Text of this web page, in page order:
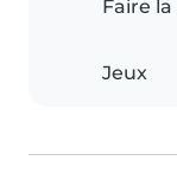
Faire
Jeux